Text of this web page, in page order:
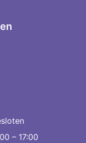
– 17:00